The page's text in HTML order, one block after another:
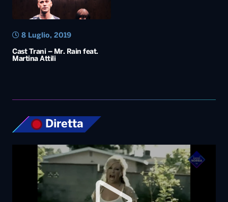
Cast Trani – Mr. Rain feat.
Martina Attili
8 Luglio, 2019
Diretta